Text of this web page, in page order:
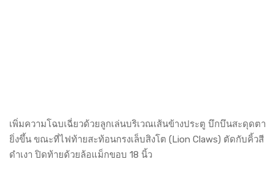
เพิ่มความโฉบเฉี่ยวด้วยลูกเล่นบริเวณเส้นข้างประตู บึกบึนสะดุดตา
ยิ่งขึ้น ขณะที่ไฟท้ายสะท้อนกรงเล็บสิงโต (Lion Claws) ตัดกับคิ้วสี
ดำเงา ปิดท้ายด้วยล้อแม็กขอบ 18 นิ้ว